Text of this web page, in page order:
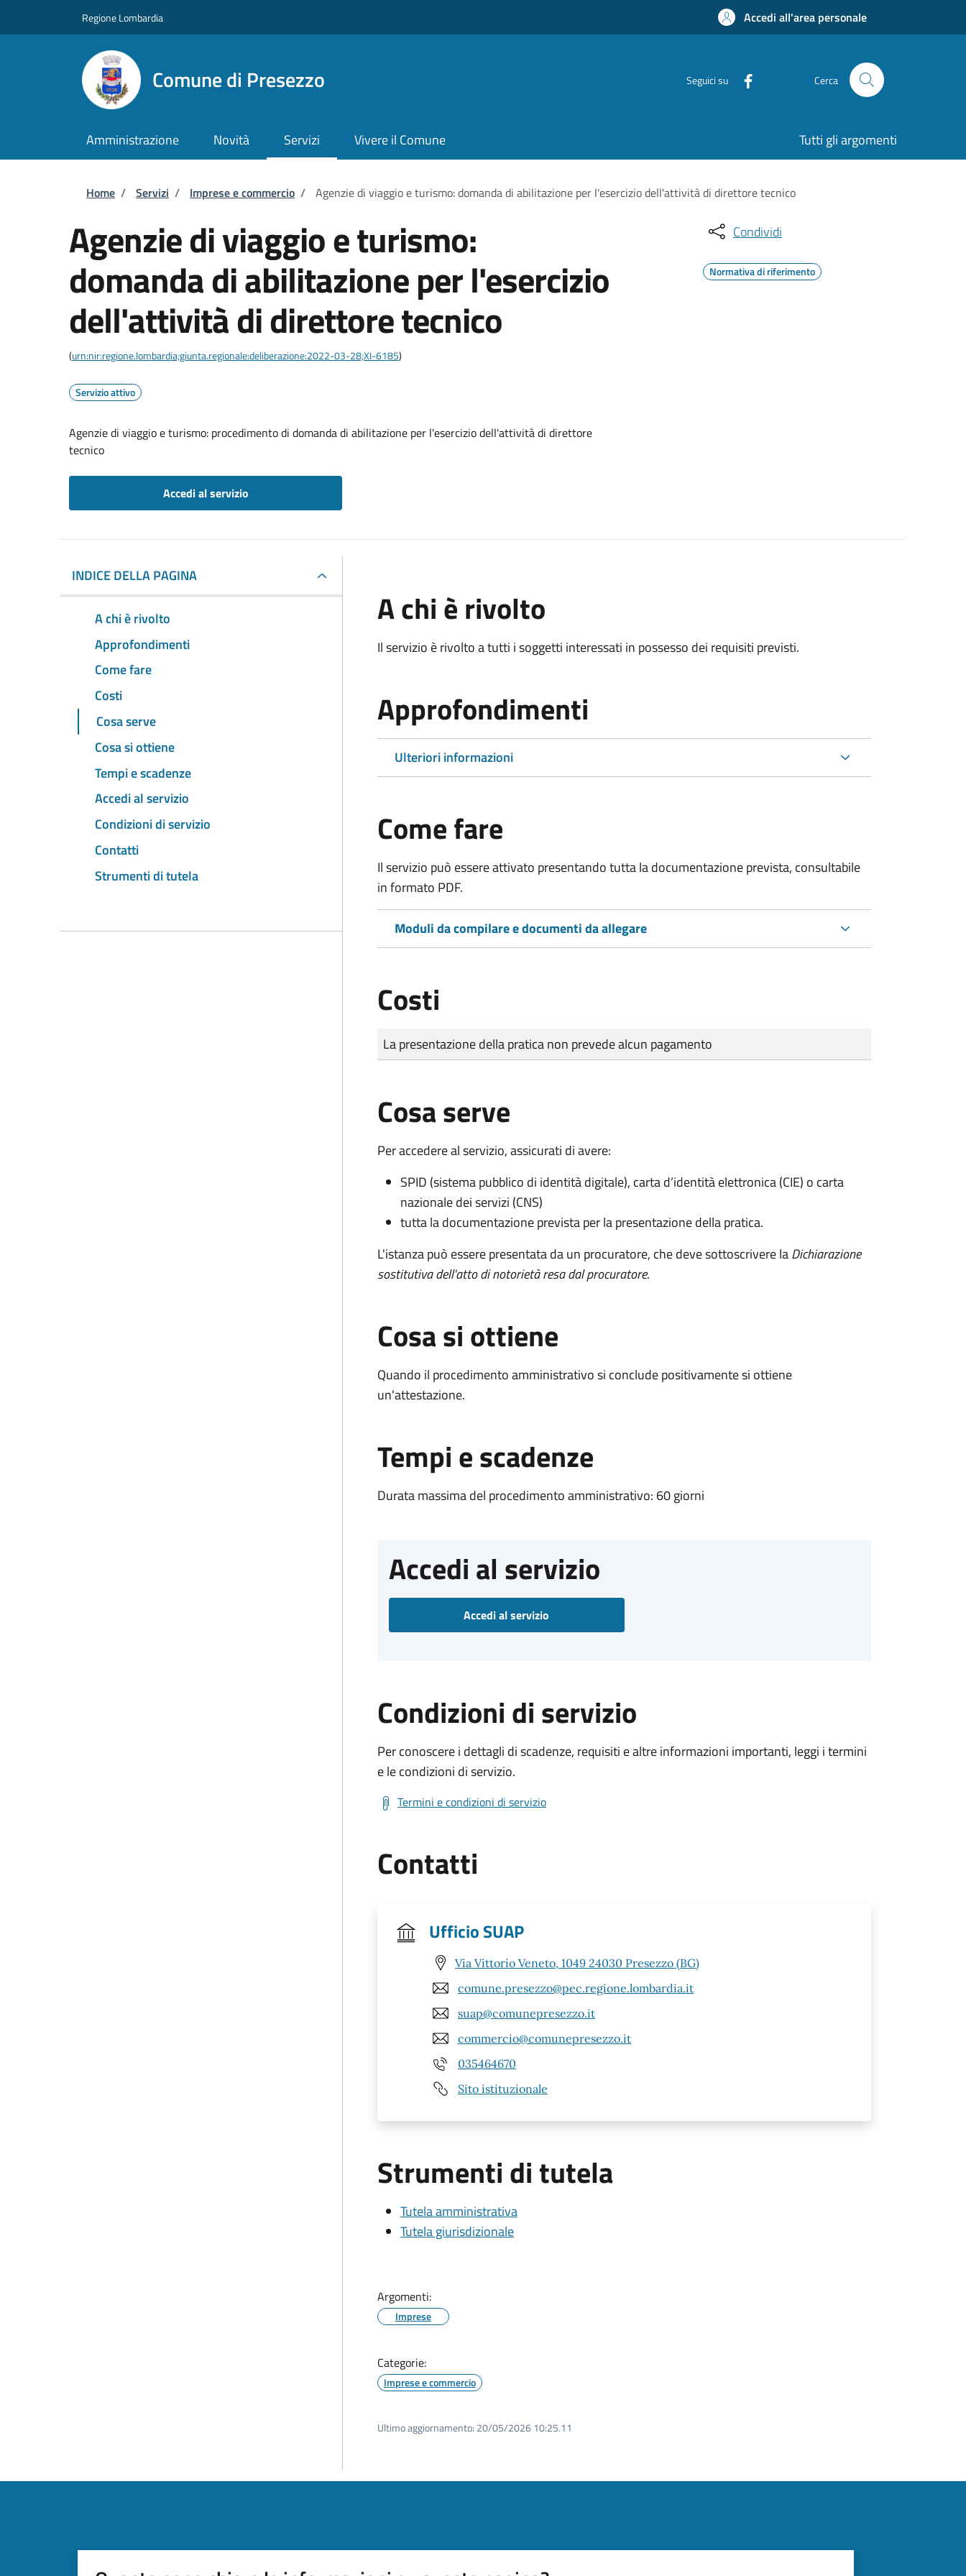
Regione Lombardia Accedi all'area personale
Comune di Presezzo Seguici su Cerca
Amministrazione Novità Servizi Vivere il Comune Tutti gli argomenti
Briciole di pane
Home / Servizi / Imprese e commercio / Agenzie di viaggio e turismo: domanda di abilitazione per l'esercizio dell'attività di direttore tecnico
Agenzie di viaggio e turismo:
domanda di abilitazione per l'esercizio
dell'attività di direttore tecnico
(urn:nir:regione.lombardia;giunta.regionale:deliberazione:2022-03-28;XI-6185)
Servizio attivo
Agenzie di viaggio e turismo: procedimento di domanda di abilitazione per l'esercizio dell'attività di direttore
tecnico
Accedi al servizio
Condividi
Normativa di riferimento
INDICE DELLA PAGINA
A chi è rivolto
Approfondimenti
Come fare
Costi
Cosa serve
Cosa si ottiene
Tempi e scadenze
Accedi al servizio
Condizioni di servizio
Contatti
Strumenti di tutela
A chi è rivolto
Il servizio è rivolto a tutti i soggetti interessati in possesso dei requisiti previsti.
Approfondimenti
Ulteriori informazioni
Come fare
Il servizio può essere attivato presentando tutta la documentazione prevista, consultabile
in formato PDF.
Moduli da compilare e documenti da allegare
Costi
Tipo di pagamento
Importo
La presentazione della pratica non prevede alcun pagamento
Cosa serve
Per accedere al servizio, assicurati di avere:
SPID (sistema pubblico di identità digitale), carta d’identità elettronica (CIE) o carta
nazionale dei servizi (CNS)
tutta la documentazione prevista per la presentazione della pratica.
L'istanza può essere presentata da un procuratore, che deve sottoscrivere laDichiarazione
sostitutiva dell'atto di notorietà resa dal procuratore.
Cosa si ottiene
Quando il procedimento amministrativo si conclude positivamente si ottiene
un'attestazione.
Tempi e scadenze
Durata massima del procedimento amministrativo: 60 giorni
Accedi al servizio
Accedi al servizio
Condizioni di servizio
Per conoscere i dettagli di scadenze, requisiti e altre informazioni importanti, leggi i termini
e le condizioni di servizio.
Termini e condizioni di servizio
Contatti
Ufficio SUAP
Via Vittorio Veneto, 1049 24030 Presezzo (BG)
comune.presezzo@pec.regione.lombardia.it
suap@comunepresezzo.it
commercio@comunepresezzo.it
035464670
Sito istituzionale
Strumenti di tutela
Tutela amministrativa
Tutela giurisdizionale
Argomenti:
Imprese
Categorie:
Imprese e commercio
Ultimo aggiornamento: 20/05/2026 10:25.11